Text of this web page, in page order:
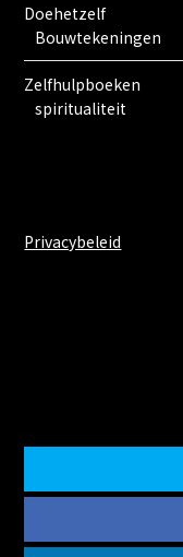
Doehetzelf
Bouwtekeningen
Zelfhulpboeken
spiritualiteit
Privacybeleid